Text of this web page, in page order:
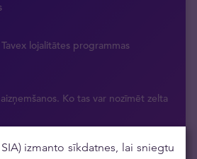
lojalitātes programmas
Ko tas var nozīmēt zelta
pēc daudziem gadiem atjauno
SIA) izmanto sīkdatnes, lai sniegtu